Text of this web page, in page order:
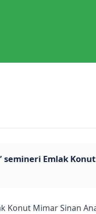
semineri Emlak
Konut Mimar Sinan